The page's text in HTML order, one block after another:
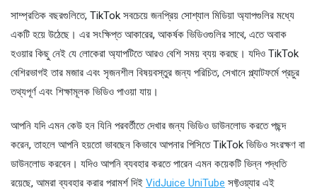
সাম্প্রতিক বছরগুলিতে, TikTok সবচেয়ে জনপ্রিয় সোশ্যাল মিডিয়া অ্যাপগুলির মধ্যে
একটি হয়ে উঠেছে। এর সংক্ষিপ্ত আকারের, আকর্ষক ভিডিওগুলির সাথে, এতে অবাক
হওয়ার কিছু নেই যে লোকেরা অ্যাপটিতে আরও বেশি সময় ব্যয় করছে। যদিও TikTok
বেশিরভাগই তার মজার এবং সৃজনশীল বিষয়বস্তুর জন্য পরিচিত, সেখানে প্ল্যাটফর্মে প্রচুর
তথ্যপূর্ণ এবং শিক্ষামূলক ভিডিও পাওয়া যায়।
আপনি যদি এমন কেউ হন যিনি পরবর্তীতে দেখার জন্য ভিডিও ডাউনলোড করতে পছন্দ
করেন, তাহলে আপনি হয়তো ভাবছেন কিভাবে আপনার পিসিতে TikTok ভিডিও সংরক্ষণ বা
ডাউনলোড করবেন। যদিও আপনি ব্যবহার করতে পারেন এমন কয়েকটি ভিন্ন পদ্ধতি
রয়েছে, আমরা ব্যবহার করার পরামর্শ দিই VidJuice UniTube সফ্টওয়্যার এই